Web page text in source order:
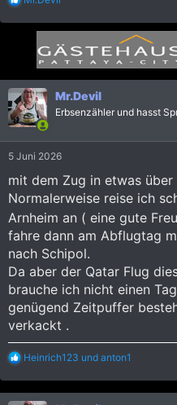
a
o
n
e
n
:
Mr.Devil
Erbsenzähler und hasst
5 Juni 2026
mit dem Zug in etwas über
Normalerweise reise ich
Arnheim an ( eine gute
fahre dann am Abflugtag
nach Schipol.
Da aber der Qatar Flug
brauche ich nicht einen
genügend Zeitpuffer
verkackt .
R
a
k
Heinrich123 und anton1